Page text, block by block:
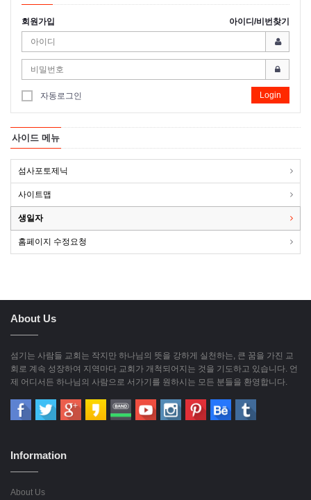
회원가입 아이디/비번찾기
자동로그인 Login
사이드 메뉴
섬사포토제닉
사이트맵
생일자
홈페이지 수정요청
About Us
섬기는 사람들 교회는 작지만 하나님의 뜻을 강하게 실천하는, 큰 꿈을 가진 교
회로 계속 성장하여 지역마다 교회가 개척되어지는 것을 기도하고 있습니다. 언
제 어디서든 하나님의 사람으로 서가기를 원하시는 모든 분들을 환영합니다.
Information
About Us